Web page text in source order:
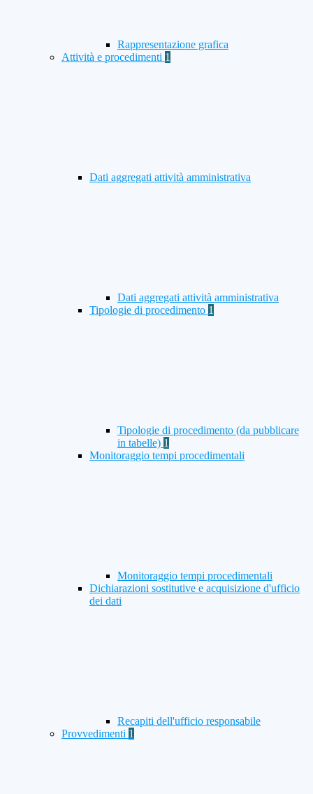
Rappresentazione grafica
Attività e procedimenti 1
Dati aggregati attività amministrativa
Dati aggregati attività amministrativa
Tipologie di procedimento 1
Tipologie di procedimento (da pubblicare
in tabelle) 1
Monitoraggio tempi procedimentali
Monitoraggio tempi procedimentali
Dichiarazioni sostitutive e acquisizione d'ufficio
dei dati
Recapiti dell'ufficio responsabile
Provvedimenti 1